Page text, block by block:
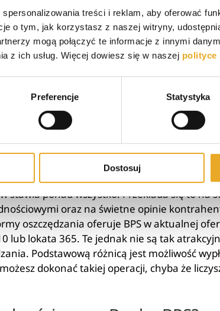
treści i reklam, aby oferować
o tym, jak korzystasz z naszej witryny,
mogą połączyć te informacje z innymi
z ich usług. Więcej dowiesz się w naszej polityce
Preferencje Statystyka
Dostosuj
w BPS?
świadczą tylko o tym, że warto założyć
i mówią wprost, że oszczędzanie z tym
i krótkoterminowe działania w ramach konta
Atrakcyjne oprocentowanie, brak opłat za
odsetek – to główne aspekty, jakie są
lub jakikolwiek inny rachunek
BPS Bank swoim
ponad wszystko. Przekłada się to na
oraz na świetne opinie
oszczędzania oferuje BPS w aktualnej
lub lokata 365. Te jednak nie są tak
Podstawową różnicą jest możliwość
dokonać takiej operacji, chyba że